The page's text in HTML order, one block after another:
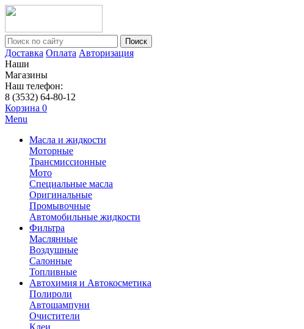
Поиск
Доставка Оплата Авторизация
Наши
Магазины
Наш телефон:
8 (3532) 64-80-12
Корзина 0
Menu
Масла и жидкости
Моторные
Трансмиссионные
Мото
Специальные масла
Оригинальные
Промывочные
Автомобильные жидкости
Фильтра
Маслянные
Воздушные
Салонные
Топливные
Автохимия и Автокосметика
Полироли
Автошампуни
Очистители
Клеи